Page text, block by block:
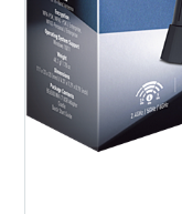
社を始めた当時の
とした計画には疑
MSIからの巨額の
円にも及ぶ負債を
ス・テベスを約19
ス・アルベルト、